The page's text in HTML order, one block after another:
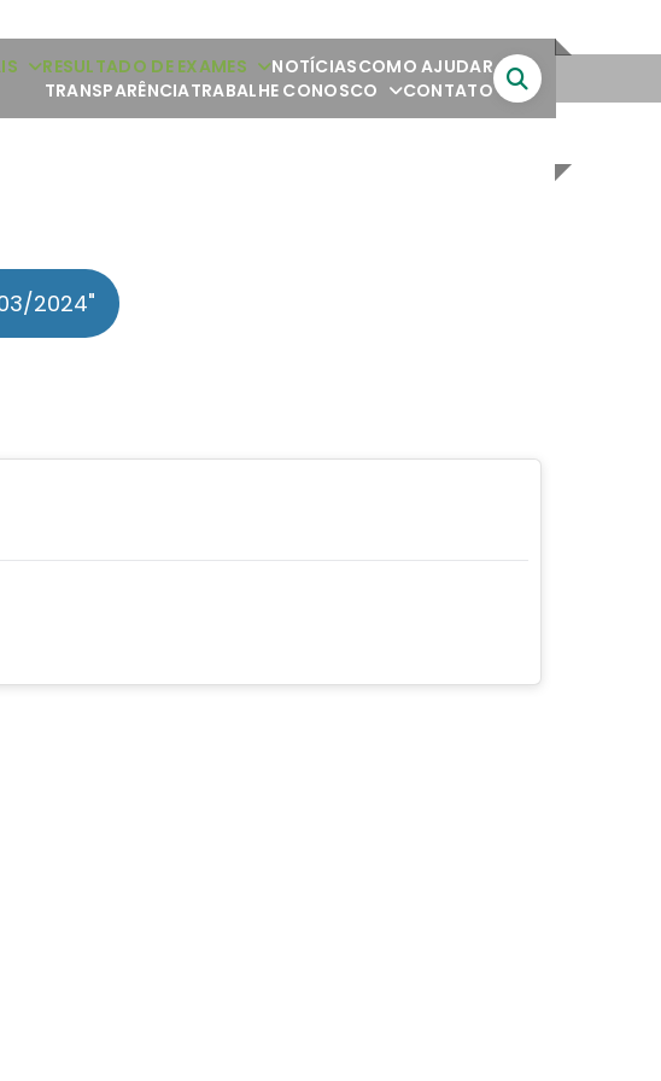
RESULTADO DE EXAMES NOTÍCIASCOMO AJUDAR
TRANSPARÊNCIATRABALHE CONOSCO CONTATO
2024"